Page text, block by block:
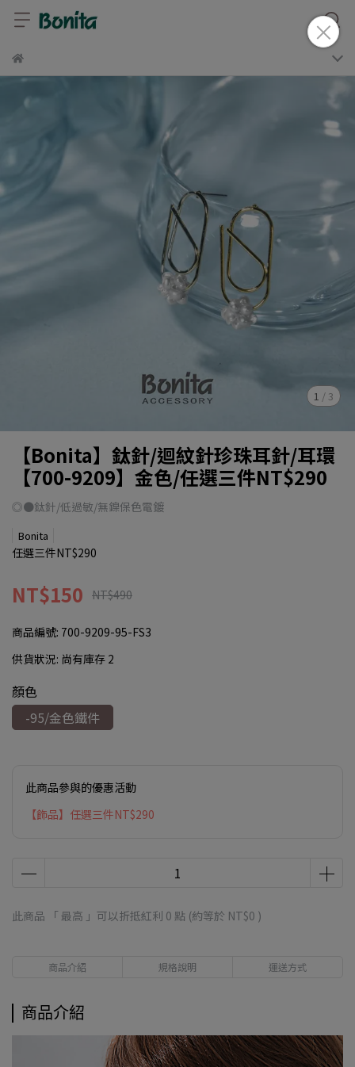
1 / 3
【Bonita】鈦針/迴紋針珍珠耳針/耳環
【700-9209】金色/任選三件NT$290
◎●鈦針/低過敏/無鎳保色電鍍
Bonita
任選三件NT$290
NT$150 NT$490
商品編號: 700-9209-95-FS3
供貨狀況: 尚有庫存 2
顏色
-95/金色鐵件
此商品參與的優惠活動
【飾品】任選三件NT$290
此商品 「 最高 」可以折抵紅利 0 點 (約等於 NT$0 )
商品介紹 規格說明 運送方式
商品介紹